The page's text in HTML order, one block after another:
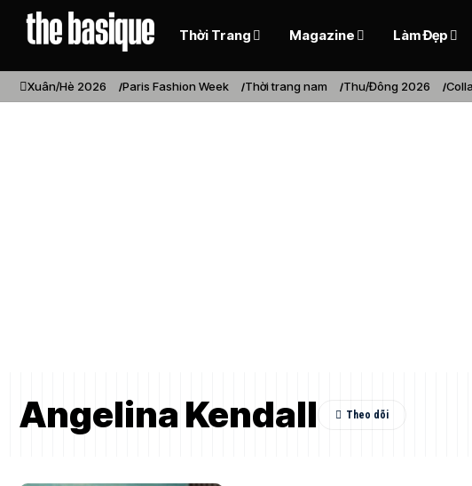
Thời Trang Magazine Làm Đẹp
Xuân/Hè 2026 Paris Fashion Week Thời trang nam Thu/Đông 2026
Angelina Kendall